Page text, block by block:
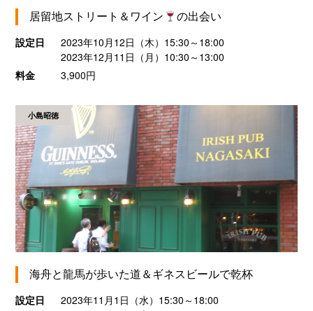
居留地ストリート＆ワイン の出会い
設定日
2023年10月12日（木）15:30～18:00
2023年12月11日（月）10:30～13:00
料金
3,900円
小島昭徳
海舟と龍馬が歩いた道＆ギネスビールで乾杯
設定日
2023年11月1日（水）15:30～18:00